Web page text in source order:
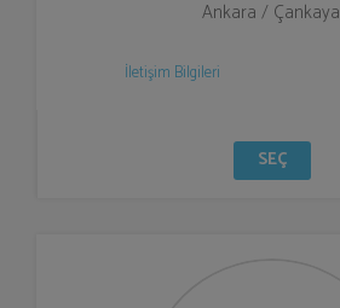
Ankara / Çankaya
İletişim Bilgileri
SEÇ